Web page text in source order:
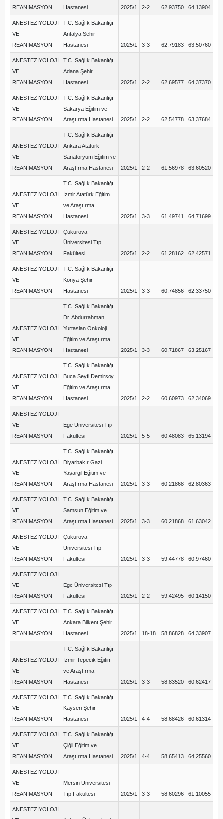
REANİMASYON
Hastanesi
2025/1 2-2 62,93750 64,13904
ANESTEZİYOLOJİ
VE
REANİMASYON
T.C. Sağlık Bakanlığı
Antalya Şehir
Hastanesi
2025/1 3-3 62,79183 63,50760
ANESTEZİYOLOJİ
VE
REANİMASYON
T.C. Sağlık Bakanlığı
Adana Şehir
Hastanesi
2025/1 2-2 62,69577 64,37370
ANESTEZİYOLOJİ
VE
REANİMASYON
T.C. Sağlık Bakanlığı
Sakarya Eğitim ve
Araştırma Hastanesi
2025/1 2-2 62,54778 63,37684
ANESTEZİYOLOJİ
VE
REANİMASYON
T.C. Sağlık Bakanlığı
Ankara Atatürk
Sanatoryum Eğitim ve
Araştırma Hastanesi
2025/1 2-2 61,56978 63,60520
ANESTEZİYOLOJİ
VE
REANİMASYON
T.C. Sağlık Bakanlığı
İzmir Atatürk Eğitim
ve Araştırma
Hastanesi
2025/1 3-3 61,49741 64,71699
ANESTEZİYOLOJİ
VE
REANİMASYON
Çukurova
Üniversitesi Tıp
Fakültesi
2025/1 2-2 61,28162 62,42571
ANESTEZİYOLOJİ
VE
REANİMASYON
T.C. Sağlık Bakanlığı
Konya Şehir
Hastanesi
2025/1 3-3 60,74856 62,33750
ANESTEZİYOLOJİ
VE
REANİMASYON
T.C. Sağlık Bakanlığı
Dr. Abdurrahman
Yurtaslan Onkoloji
Eğitim ve Araştırma
Hastanesi
2025/1 3-3 60,71867 63,25167
ANESTEZİYOLOJİ
VE
REANİMASYON
T.C. Sağlık Bakanlığı
Buca Seyfi Demirsoy
Eğitim ve Araştırma
Hastanesi
2025/1 2-2 60,60973 62,34069
ANESTEZİYOLOJİ
VE
REANİMASYON
Ege Üniversitesi Tıp
Fakültesi
2025/1 5-5 60,48083 65,13194
ANESTEZİYOLOJİ
VE
REANİMASYON
T.C. Sağlık Bakanlığı
Diyarbakır Gazi
Yaşargil Eğitim ve
Araştırma Hastanesi
2025/1 3-3 60,21868 62,80363
ANESTEZİYOLOJİ
VE
REANİMASYON
T.C. Sağlık Bakanlığı
Samsun Eğitim ve
Araştırma Hastanesi
2025/1 3-3 60,21868 61,63042
ANESTEZİYOLOJİ
VE
REANİMASYON
Çukurova
Üniversitesi Tıp
Fakültesi
2025/1 3-3 59,44778 60,97460
ANESTEZİYOLOJİ
VE
REANİMASYON
Ege Üniversitesi Tıp
Fakültesi
2025/1 2-2 59,42495 60,14150
ANESTEZİYOLOJİ
VE
REANİMASYON
T.C. Sağlık Bakanlığı
Ankara Bilkent Şehir
Hastanesi
2025/1 18-18 58,86828 64,33907
ANESTEZİYOLOJİ
VE
REANİMASYON
T.C. Sağlık Bakanlığı
İzmir Tepecik Eğitim
ve Araştırma
Hastanesi
2025/1 3-3 58,83520 60,62417
ANESTEZİYOLOJİ
VE
REANİMASYON
T.C. Sağlık Bakanlığı
Kayseri Şehir
Hastanesi
2025/1 4-4 58,68426 60,61314
ANESTEZİYOLOJİ
VE
REANİMASYON
T.C. Sağlık Bakanlığı
Çiğli Eğitim ve
Araştırma Hastanesi
2025/1 4-4 58,65413 64,25560
ANESTEZİYOLOJİ
VE
REANİMASYON
Mersin Üniversitesi
Tıp Fakültesi
2025/1 3-3 58,60296 61,10055
ANESTEZİYOLOJİ